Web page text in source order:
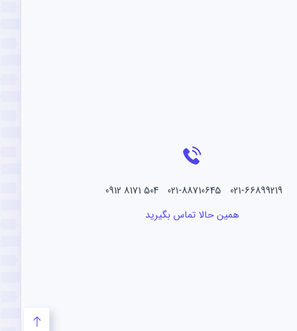
021-66899219 021-88710645 504 8171 0912
همین حالا تماس بگیرید